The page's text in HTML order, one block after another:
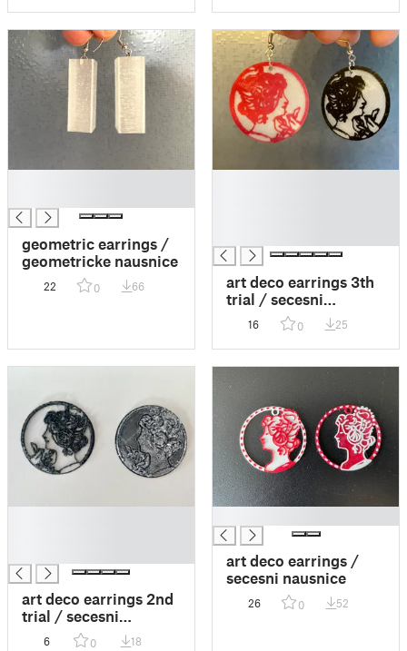
geometric earrings /
geometricke nausnice
22 0 66
art deco earrings 3th
trial / secesni
nausnice treti pokus
16 0 25
art deco earrings 2nd
trial / secesni
nausnice druhý pokus
6 0 18
art deco earrings /
secesni nausnice
26 0 52